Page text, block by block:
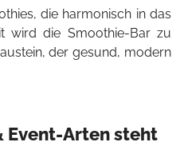
die harmonisch in das
wird die Smoothie-Bar zu
der gesund, modern
Event-Arten steht